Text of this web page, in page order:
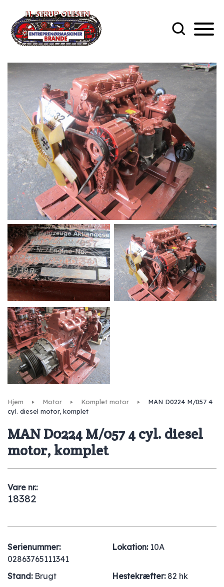
Hjem Motor Komplet motor
MAN D0224 M/057 4
cyl. diesel motor, komplet
MAN D0224 M/057 4 cyl. diesel
motor, komplet
Vare nr.:
18382
Serienummer:
02863765111341
Lokation: 10A
Stand: Brugt Hestekræfter: 82 hk